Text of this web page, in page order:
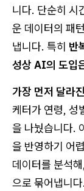
니다. 단순히 시
운 데이터의 패
냅니다. 특히 반
성상 AI의 도입
가장 먼저 달라
케터가 연령, 성
을 나눴습니다.
을 반영하기 어
데이터를 분석
으로 묶어냅니